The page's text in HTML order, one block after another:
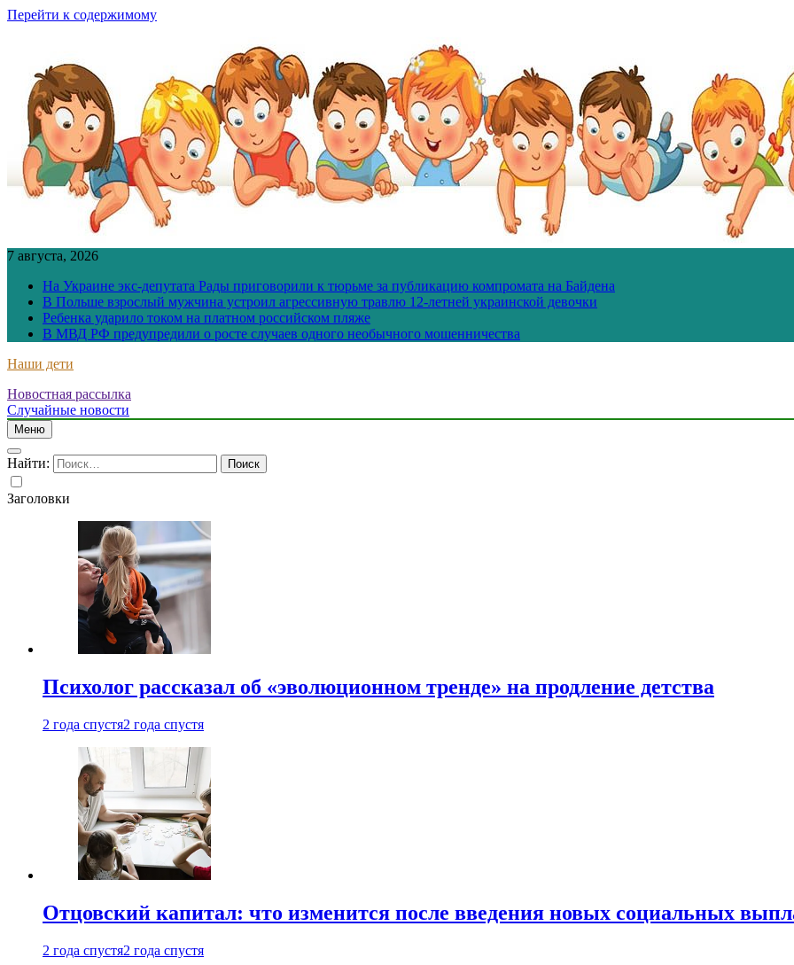
Перейти к содержимому
7 августа, 2026
На Украине экс-депутата Рады приговорили к тюрьме за публикацию компромата на Байдена
В Польше взрослый мужчина устроил агрессивную травлю 12-летней украинской девочки
Ребенка ударило током на платном российском пляже
В МВД РФ предупредили о росте случаев одного необычного мошенничества
Наши дети
Новостная рассылка
Случайные новости
Меню
Найти:
Заголовки
Психолог рассказал об «эволюционном тренде» на продление детства
2 года спустя2 года спустя
Отцовский капитал: что изменится после введения новых социальных
2 года спустя2 года спустя